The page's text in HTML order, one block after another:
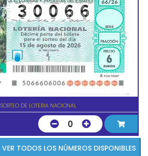
SORTEO DE LOTERIA NACIONAL
0
VER TODOS LOS NÚMEROS DISPONIBLES